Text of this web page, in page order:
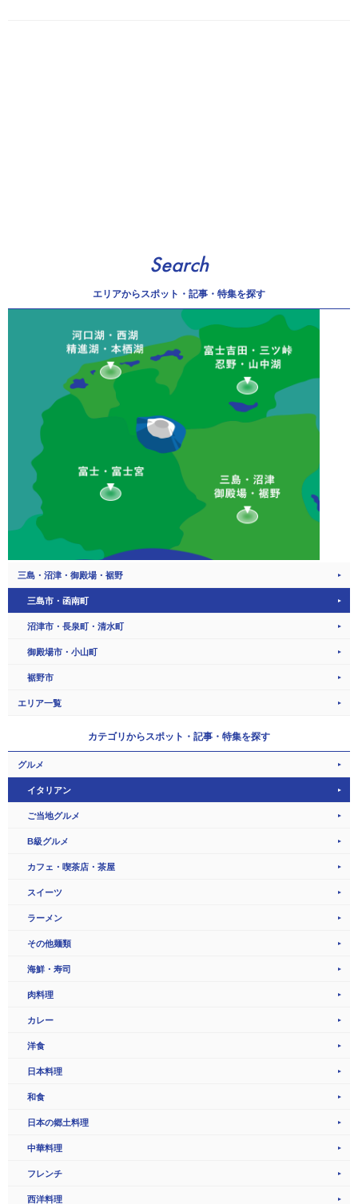
Search
エリアからスポット・記事・特集を探す
三島・沼津・御殿場・裾野
三島市・函南町
沼津市・長泉町・清水町
御殿場市・小山町
裾野市
エリア一覧
カテゴリからスポット・記事・特集を探す
グルメ
イタリアン
ご当地グルメ
B級グルメ
カフェ・喫茶店・茶屋
スイーツ
ラーメン
その他麺類
海鮮・寿司
肉料理
カレー
洋食
日本料理
和食
日本の郷土料理
中華料理
フレンチ
西洋料理